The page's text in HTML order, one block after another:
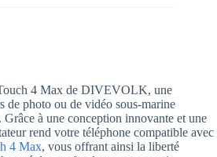
4 Max de DIVEVOLK, une
de photo ou de vidéo sous-marine
. Grâce à une conception innovante et une
rend votre téléphone compatible avec
4 Max, vous offrant ainsi la liberté